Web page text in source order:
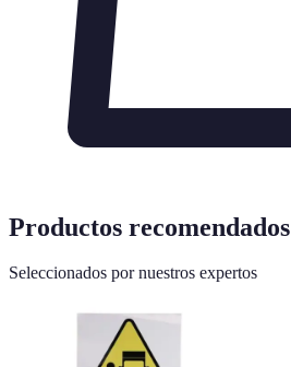
Productos recomendados
Seleccionados por nuestros expertos